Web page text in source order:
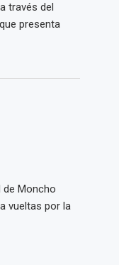
través del
presenta
de Moncho
vueltas por la